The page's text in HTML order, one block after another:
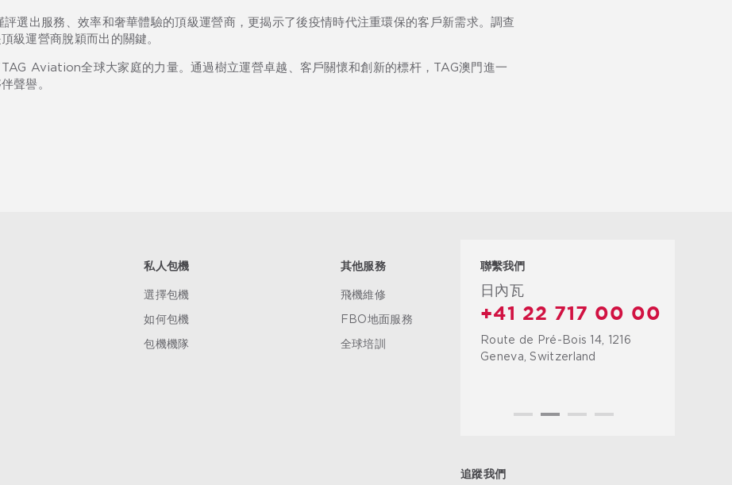
選出服務、效率和奢華體驗的頂級運營商，更揭示了後疫情時代注重環保的客戶新需求。調查
級運營商脫穎而出的關鍵。
Aviation全球大家庭的力量。通過樹立運營卓越、客戶關懷和創新的標杆，TAG澳門進一
聲譽。
私人包機
選擇包機
如何包機
包機機隊
其他服務
飛機維修
FBO地面服務
全球培訓
聯繫我們
日內瓦
+41 22 717 00 00
Route de Pré-Bois 14, 1216
Geneva, Switzerland
追蹤我們